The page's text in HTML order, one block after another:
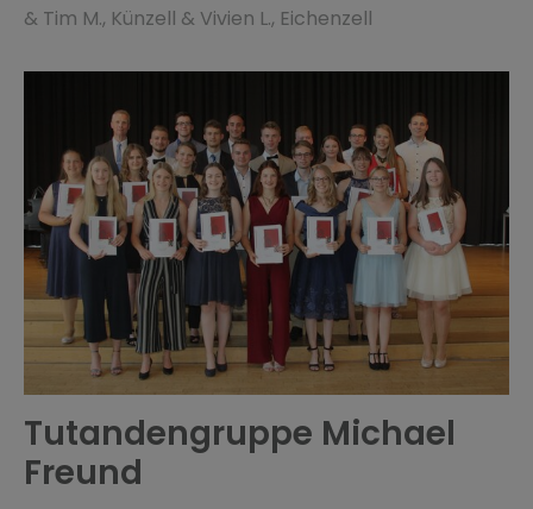
& Tim M., Künzell & Vivien L., Eichenzell
Tutandengruppe Michael
Freund